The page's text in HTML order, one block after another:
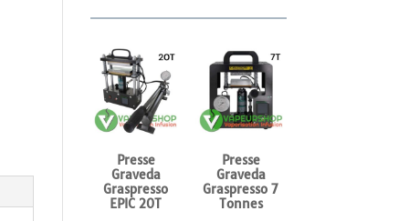
Presse
Graveda
Graspresso
EPIC 20T
Presse
Graveda
Graspresso 7
Tonnes